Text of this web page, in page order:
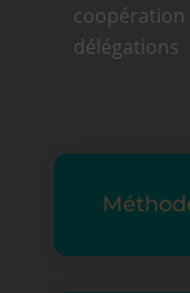
coopération
délégations